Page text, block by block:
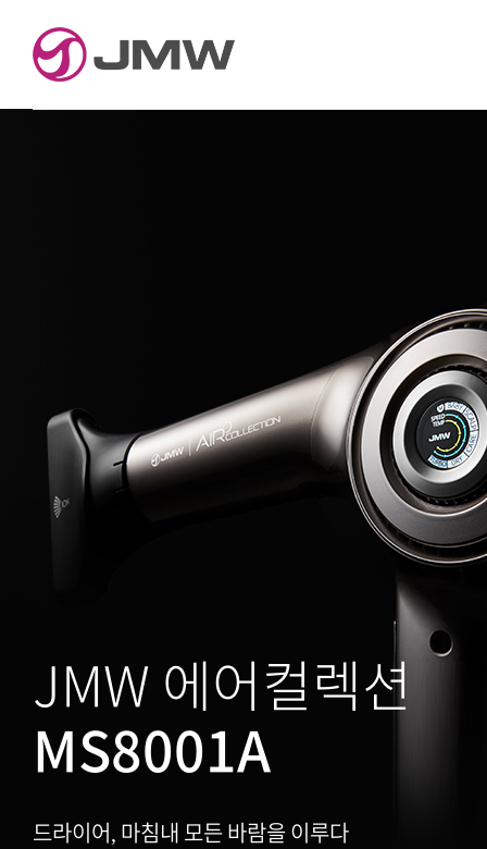
JMW 에어컬렉션
MS8001A
드라이어, 마침내 모든 바람을 이루다